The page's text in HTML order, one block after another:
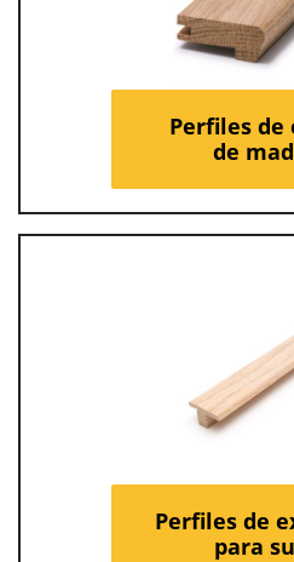
Perfiles de
de
Perfiles de
para